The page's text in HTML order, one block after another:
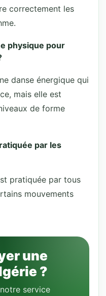
correctement les
physique pour
danse énergique qui
mais elle est
de forme
par les
pratiquée par tous
mouvements
une
?
service